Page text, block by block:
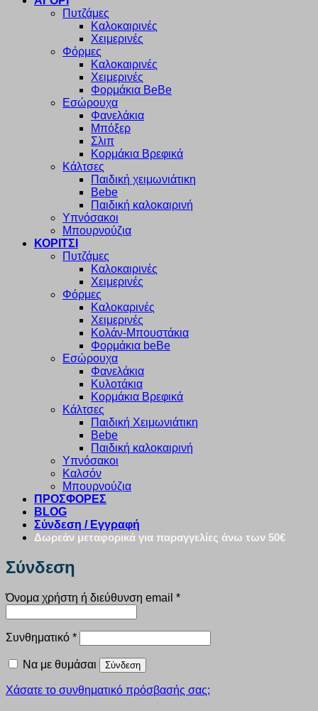
Πυτζάμες
Καλοκαιρινές
Χειμερινές
Φόρμες
Καλοκαιρινές
Χειμερινές
Φορμάκια BeBe
Εσώρουχα
Φανελάκια
Μπόξερ
Σλιπ
Κορμάκια Βρεφικά
Κάλτσες
Παιδική χειμωνιάτικη
Bebe
Παιδική καλοκαιρινή
Υπνόσακοι
Μπουρνούζια
ΚΟΡΙΤΣΙ
Πυτζάμες
Καλοκαιρινές
Χειμερινές
Φόρμες
Καλοκαρινές
Χειμερινές
Κολάν-Μπουστάκια
Φορμάκια beBe
Εσώρουχα
Φανελάκια
Κυλοτάκια
Κορμάκια Βρεφικά
Κάλτσες
Παιδική Χειμωνιάτικη
Bebe
Παιδική καλοκαιρινή
Υπνόσακοι
Καλσόν
Μπουρνούζια
ΠΡΟΣΦΟΡΕΣ
BLOG
Σύνδεση / Εγγραφή
Δωρεάν μεταφορικά για παραγγελίες άνω των 50€
Σύνδεση
Όνομα χρήστη ή διεύθυνση email *Απαιτείται
Συνθηματικό *Απαιτείται
Να με θυμάσαι Σύνδεση
Χάσατε το συνθηματικό πρόσβασής σας;